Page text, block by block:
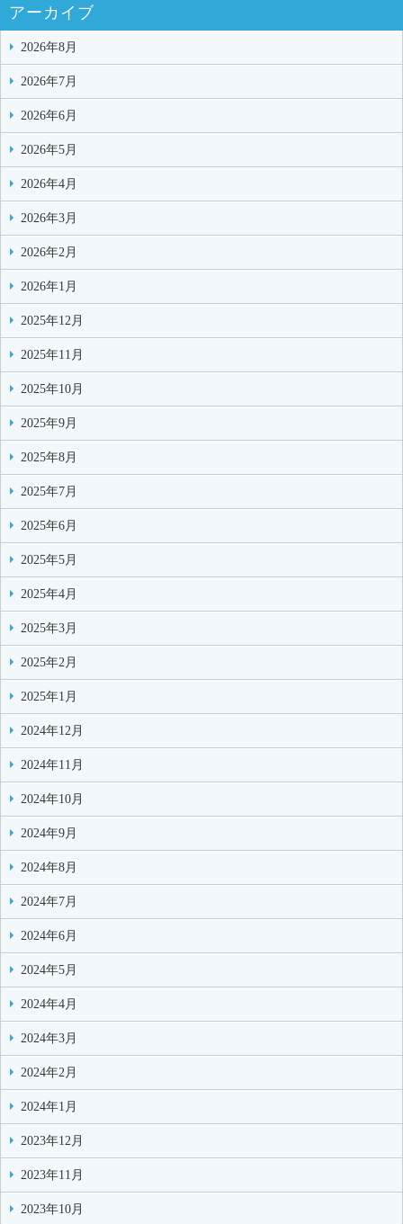
アーカイブ
2026年8月
2026年7月
2026年6月
2026年5月
2026年4月
2026年3月
2026年2月
2026年1月
2025年12月
2025年11月
2025年10月
2025年9月
2025年8月
2025年7月
2025年6月
2025年5月
2025年4月
2025年3月
2025年2月
2025年1月
2024年12月
2024年11月
2024年10月
2024年9月
2024年8月
2024年7月
2024年6月
2024年5月
2024年4月
2024年3月
2024年2月
2024年1月
2023年12月
2023年11月
2023年10月